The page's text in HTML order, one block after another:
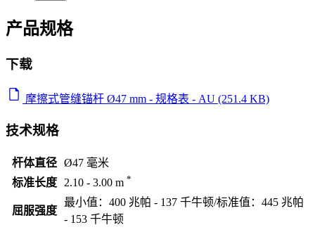
产品规格
下载
摩擦式管缝锚杆 Ø47 mm - 规格表 - AU (251.4 KB)
技术规格
杆体直径 Ø47 毫米
标准长度 2.10 - 3.00 m *
屈服强度
最小值：400 兆帕 - 137 千牛顿/标准值：445 兆帕
- 153 千牛顿